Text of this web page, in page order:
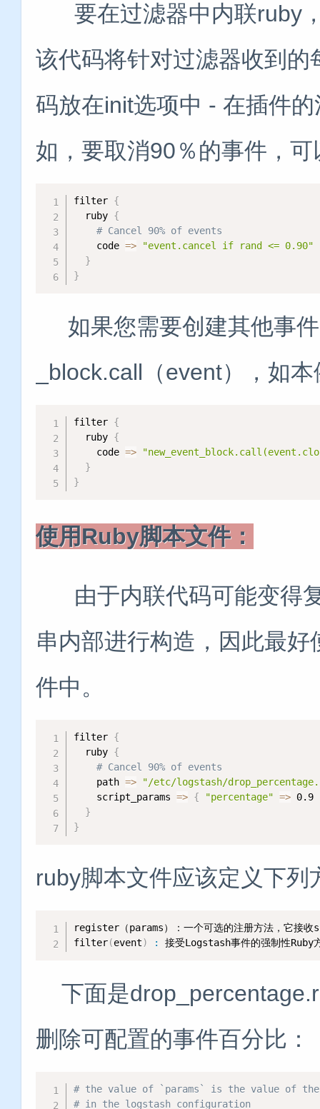
要在过滤器中内联ruby
该代码将针对过滤器收到
码放在init选项中 - 在插件
如，要取消90％的事件，
filter {
  ruby
{
# Cancel 90% of events
    code
=>
"event.cancel if rand <= 0.90"
}
}
如果您需要创建其他事件
_block.call（event），如
filter {
  ruby
{
    code
=>
}
}
使用Ruby脚本文件：
由于内联代码可能变得
串内部进行构造，因此最
件中。
filter {
  ruby
{
# Cancel 90% of events
    path
=>
"/etc/logstash/
    script_params
=> { "percentage" => 0.9
}
}
ruby脚本文件应该定义下列
register（params）：一个可选的注册方法，它接
filter(event) : 接受Logstash事件的强制性Ruby
下面是
删除可配置的事件百分比：
# the value of `params` is the value of the
# in the logstash configuration